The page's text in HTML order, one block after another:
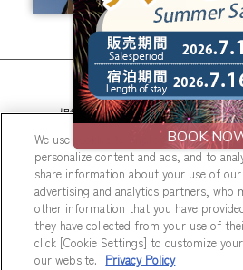
相鉄ホテルズ 公式SNS
© Sotetsu Hotel
We use cookies to improve your
personalize content and ads, and to
share information about your use of
advertising and analytics partners, who
other information that you have
they have collected from your use of
click [Cookie Settings] to customize
our website. Privacy Policy